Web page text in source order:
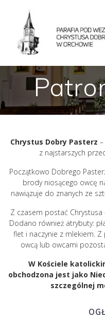
Chrystus Dobry Pasterz
z najstarszych
Początkowo Dobrego
brody niosącego owcę
nawiązuje do znanych ze
Z czasem postać
Dodano również atrybuty:
flet i naczynie z mlekiem.
owcą lub owcami
W Kościele
obchodzona jest jako
szczególnej